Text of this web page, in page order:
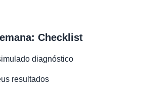
Checklist
diagnóstico
resultados